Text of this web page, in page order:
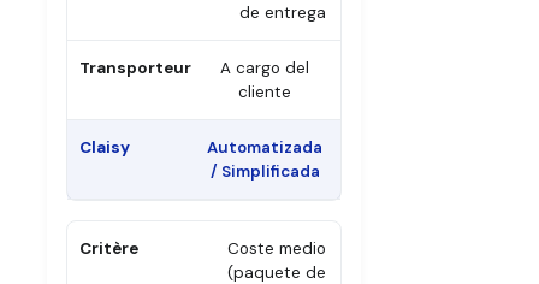
de entrega
A cargo del
cliente
Automatizada
/ Simplificada
Coste medio
(paquete de